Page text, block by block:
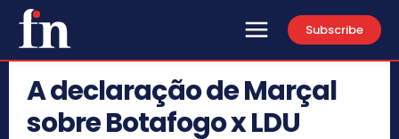
Subscribe
A declaração de Marçal
sobre Botafogo x LDU